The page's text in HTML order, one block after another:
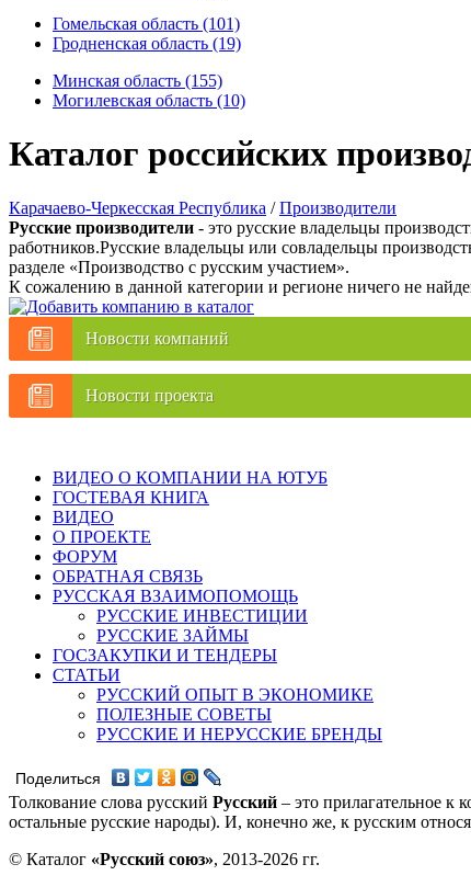
Гомельская область (101)
Гродненская область (19)
Минская область (155)
Могилевская область (10)
Каталог российских
Карачаево-Черкесская Республика /Производители
Русские производители - это русские владельцы
работников.Русские владельцы или совладельцы
разделе «Производство с русским участием».
К сожалению в данной категории и регионе ничего не
Новости компаний
Новости проекта
ВИДЕО О КОМПАНИИ НА ЮТУБ
ГОСТЕВАЯ КНИГА
ВИДЕО
О ПРОЕКТЕ
ФОРУМ
ОБРАТНАЯ СВЯЗЬ
РУССКАЯ ВЗАИМОПОМОЩЬ
РУССКИЕ ИНВЕСТИЦИИ
РУССКИЕ ЗАЙМЫ
ГОСЗАКУПКИ И ТЕНДЕРЫ
СТАТЬИ
РУССКИЙ ОПЫТ В ЭКОНОМИКЕ
ПОЛЕЗНЫЕ СОВЕТЫ
РУССКИЕ И НЕРУССКИЕ БРЕНДЫ
Поделиться
Толкование слова русский Русский – это прилагательное к
остальные русские народы). И, конечно же, к русским
© Каталог «Русский союз», 2013-2026 гг.